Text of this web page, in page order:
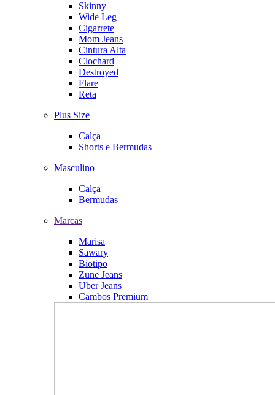
Skinny
Wide Leg
Cigarrete
Mom Jeans
Cintura Alta
Clochard
Destroyed
Flare
Reta
Plus Size
Calça
Shorts e Bermudas
Masculino
Calça
Bermudas
Marcas
Marisa
Sawary
Biotipo
Zune Jeans
Uber Jeans
Cambos Premium